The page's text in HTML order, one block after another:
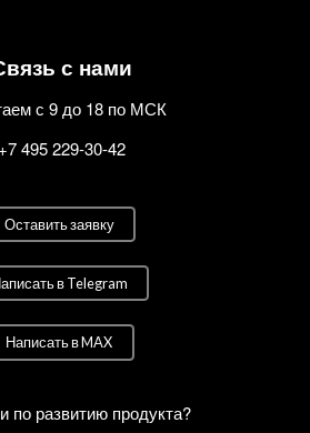
с нами
с 9 до 18 по МСК
+7 495 229-30-42
Оставить заявку
в Telegram
Написать в MAX
по развитию продукта?